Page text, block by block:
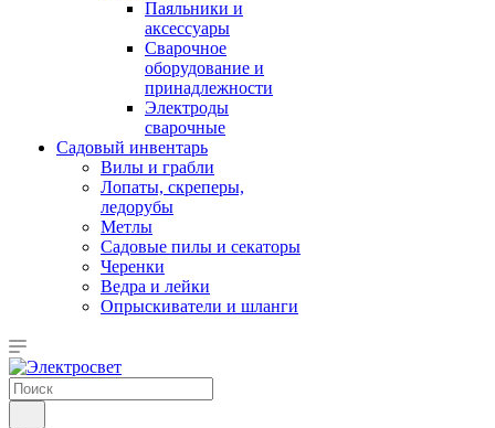
Паяльники и
аксессуары
Сварочное
оборудование и
принадлежности
Электроды
сварочные
Садовый инвентарь
Вилы и грабли
Лопаты, скреперы,
ледорубы
Метлы
Садовые пилы и секаторы
Черенки
Ведра и лейки
Опрыскиватели и шланги